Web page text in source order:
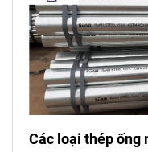
Các loại thép ống